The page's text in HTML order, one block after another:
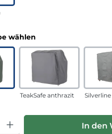
wählen
TeakSafe anthrazit Silverline
Gib den gewünschten
In den